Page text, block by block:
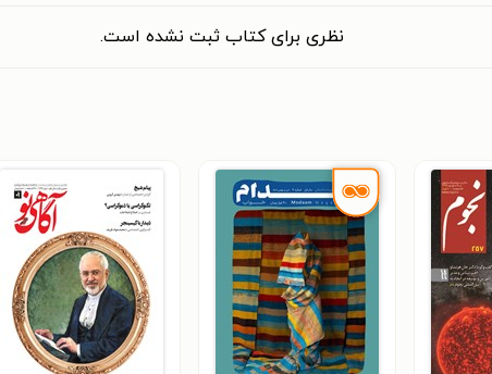
نظری برای کتاب ثبت نشده است.